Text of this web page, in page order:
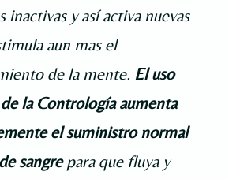
inactivas y así activa nuevas
aun mas el
de la mente. El uso
la Contrología aumenta
el suministro normal
sangrepara que fluya y